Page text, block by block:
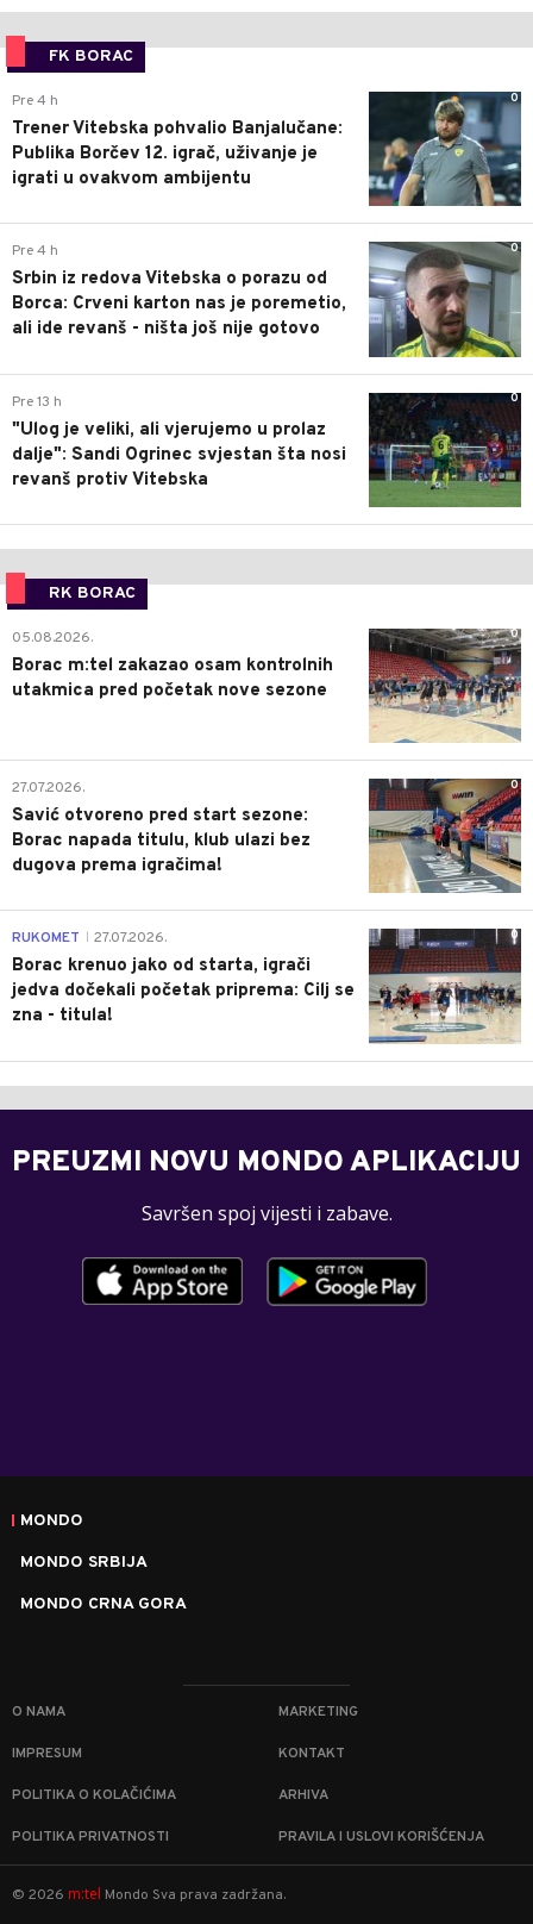
FK BORAC
0
Pre 4 h
Trener Vitebska pohvalio Banjalučane:
Publika Borčev 12. igrač, uživanje je
igrati u ovakvom ambijentu
0
Pre 4 h
Srbin iz redova Vitebska o porazu od
Borca: Crveni karton nas je poremetio,
ali ide revanš - ništa još nije gotovo
0
Pre 13 h
"Ulog je veliki, ali vjerujemo u prolaz
dalje": Sandi Ogrinec svjestan šta nosi
revanš protiv Vitebska
RK BORAC
0
05.08.2026.
Borac m:tel zakazao osam kontrolnih
utakmica pred početak nove sezone
0
27.07.2026.
Savić otvoreno pred start sezone:
Borac napada titulu, klub ulazi bez
dugova prema igračima!
0
RUKOMET 27.07.2026.
Borac krenuo jako od starta, igrači
jedva dočekali početak priprema: Cilj se
zna - titula!
PREUZMI NOVU MONDO APLIKACIJU
Savršen spoj vijesti i zabave.
MONDO
MONDO SRBIJA
MONDO CRNA GORA
O NAMA MARKETING
IMPRESUM KONTAKT
POLITIKA O KOLAČIĆIMA ARHIVA
POLITIKA PRIVATNOSTI PRAVILA I USLOVI KORIŠĆENJA
© 2026 m:tel Mondo Sva prava zadržana.